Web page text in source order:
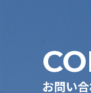
お問い